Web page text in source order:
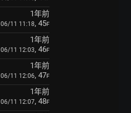
1年前
06/11 11:18, 45F
1年前
06/11 12:03, 46F
1年前
06/11 12:06, 47F
1年前
06/11 12:07, 48F